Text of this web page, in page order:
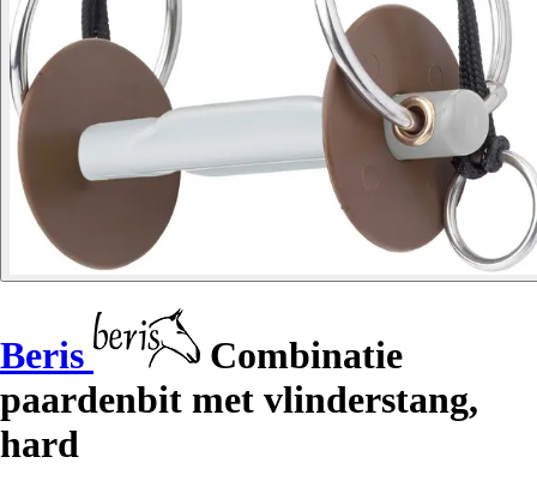
Beris
Combinatie
paardenbit met vlinderstang,
hard